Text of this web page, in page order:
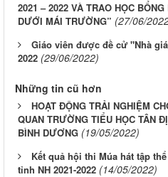
2021 – 2022 VÀ TRAO HỌC
DƯỚI MÁI TRƯỜNG” (27/06/
Giáo viên được đề cử "Nhà
2022 (29/06/2022)
Những tin cũ hơn
HOẠT ĐỘNG TRẢI NGHIỆM
QUAN TRƯỜNG TIỂU HỌC TÂN
BÌNH DƯƠNG (19/05/2022)
Kết quả hội thi Múa hát tập
tỉnh NH 2021-2022 (14/05/2022)